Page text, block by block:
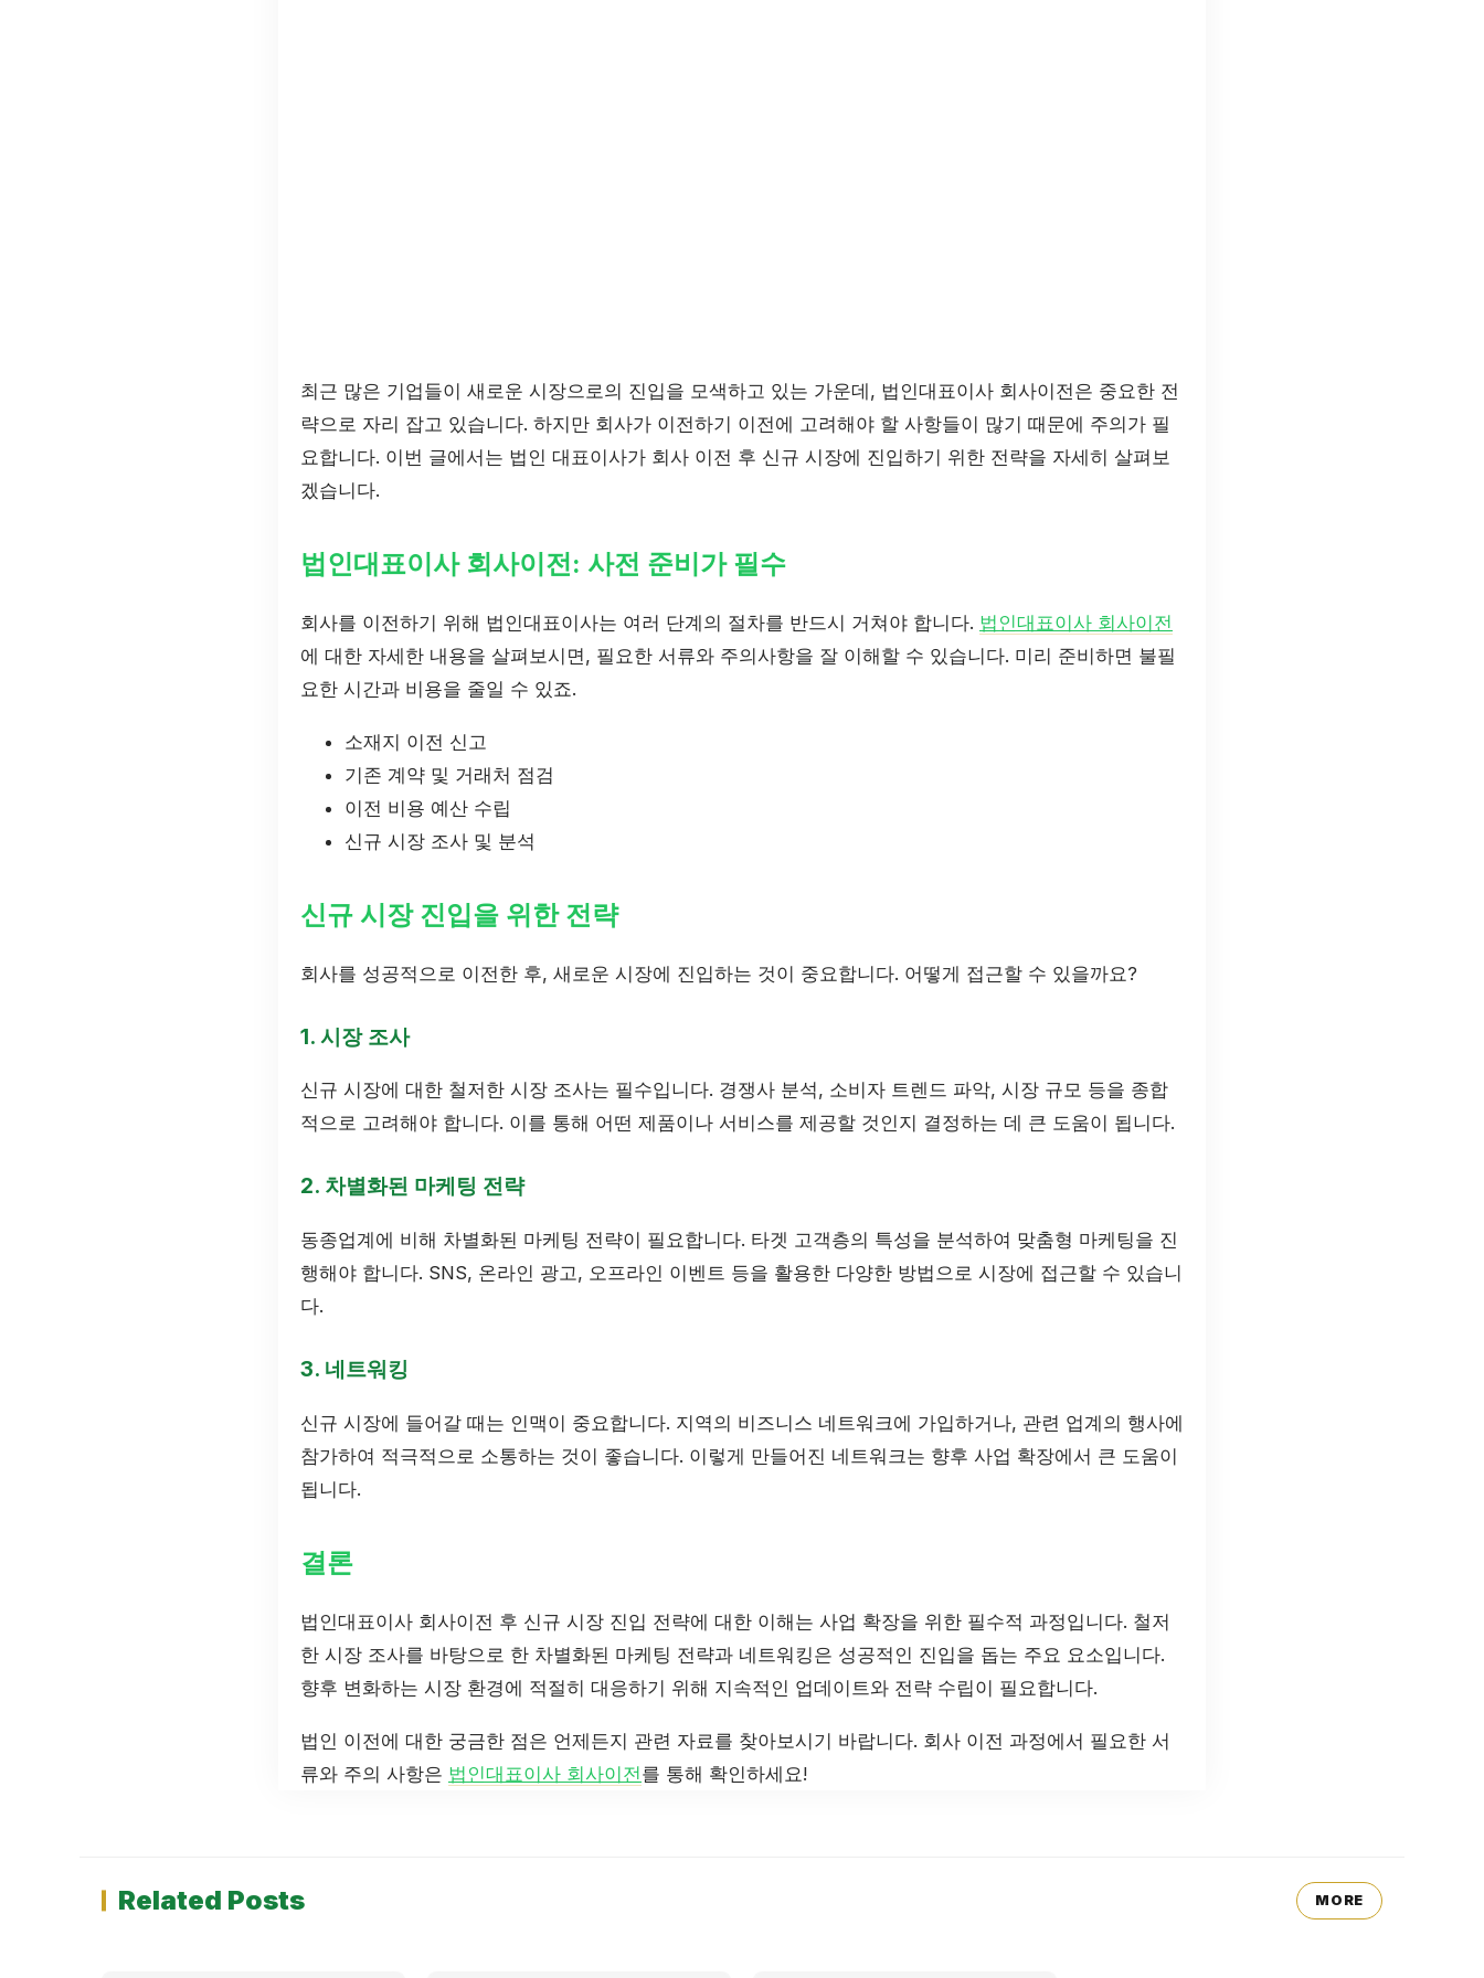
최근 많은 기업들이 새로운 시장으로의 진입을 모색하고 있는 가운데, 법인대표이사 회사이전은 중요한 전
략으로 자리 잡고 있습니다. 하지만 회사가 이전하기 이전에 고려해야 할 사항들이 많기 때문에 주의가 필
요합니다. 이번 글에서는 법인 대표이사가 회사 이전 후 신규 시장에 진입하기 위한 전략을 자세히 살펴보
겠습니다.
법인대표이사 회사이전: 사전 준비가 필수
회사를 이전하기 위해 법인대표이사는 여러 단계의 절차를 반드시 거쳐야 합니다. 법인대표이사 회사이전
에 대한 자세한 내용을 살펴보시면, 필요한 서류와 주의사항을 잘 이해할 수 있습니다. 미리 준비하면 불필
요한 시간과 비용을 줄일 수 있죠.
소재지 이전 신고
기존 계약 및 거래처 점검
이전 비용 예산 수립
신규 시장 조사 및 분석
신규 시장 진입을 위한 전략
회사를 성공적으로 이전한 후, 새로운 시장에 진입하는 것이 중요합니다. 어떻게 접근할 수 있을까요?
1. 시장 조사
신규 시장에 대한 철저한 시장 조사는 필수입니다. 경쟁사 분석, 소비자 트렌드 파악, 시장 규모 등을 종합
적으로 고려해야 합니다. 이를 통해 어떤 제품이나 서비스를 제공할 것인지 결정하는 데 큰 도움이 됩니다.
2. 차별화된 마케팅 전략
동종업계에 비해 차별화된 마케팅 전략이 필요합니다. 타겟 고객층의 특성을 분석하여 맞춤형 마케팅을 진
행해야 합니다. SNS, 온라인 광고, 오프라인 이벤트 등을 활용한 다양한 방법으로 시장에 접근할 수 있습니
다.
3. 네트워킹
신규 시장에 들어갈 때는 인맥이 중요합니다. 지역의 비즈니스 네트워크에 가입하거나, 관련 업계의 행사에
참가하여 적극적으로 소통하는 것이 좋습니다. 이렇게 만들어진 네트워크는 향후 사업 확장에서 큰 도움이
됩니다.
결론
법인대표이사 회사이전 후 신규 시장 진입 전략에 대한 이해는 사업 확장을 위한 필수적 과정입니다. 철저
한 시장 조사를 바탕으로 한 차별화된 마케팅 전략과 네트워킹은 성공적인 진입을 돕는 주요 요소입니다.
향후 변화하는 시장 환경에 적절히 대응하기 위해 지속적인 업데이트와 전략 수립이 필요합니다.
법인 이전에 대한 궁금한 점은 언제든지 관련 자료를 찾아보시기 바랍니다. 회사 이전 과정에서 필요한 서
류와 주의 사항은 법인대표이사 회사이전를 통해 확인하세요!
Related Posts MORE